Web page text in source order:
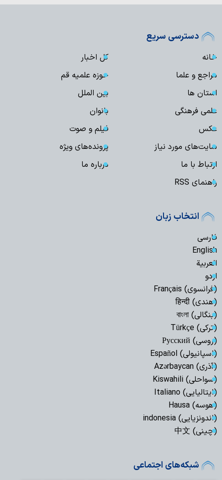
دسترسی سریع
خانه
کل اخبار
مراجع و علما
حوزه علمیه قم
استان ها
بین الملل
علمی فرهنگی
بانوان
عکس
فیلم و صوت
سایت‌های مورد نیاز
پرونده‌های ویژه
ارتباط با ما
درباره ما
راهنمای RSS
انتخاب زبان
فارسی
English
العربیة
اردو
(فرانسوی) Français
(هندی) हिन्दी
(بنگالی) বাংলা
(ترکی) Türkçe
(روسی) Русский
(اسپانیولی) Español
(آذری) Azərbaycan
(سواحلی) Kiswahili
(ایتالیایی) Italiano
(هوسه) Hausa
(اندونزیایی) indonesia
(چینی) 中文
شبکه‌های اجتماعی